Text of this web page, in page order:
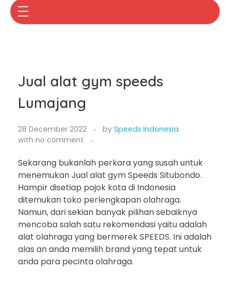
Jual alat gym speeds
Lumajang
28 December 2022 by Speeds Indonesia
with no comment
Sekarang bukanlah perkara yang susah untuk
menemukan Jual alat gym Speeds Situbondo.
Hampir disetiap pojok kota di Indonesia
ditemukan toko perlengkapan olahraga.
Namun, dari sekian banyak pilihan sebaiknya
mencoba salah satu rekomendasi yaitu adalah
alat olahraga yang bermerek SPEEDS. Ini adalah
alas an anda memilih brand yang tepat untuk
anda para pecinta olahraga.